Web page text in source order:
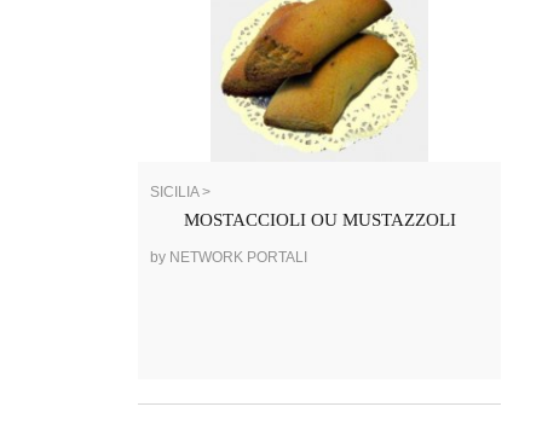
SICILIA >
MOSTACCIOLI OU MUSTAZZOLI
by NETWORK PORTALI